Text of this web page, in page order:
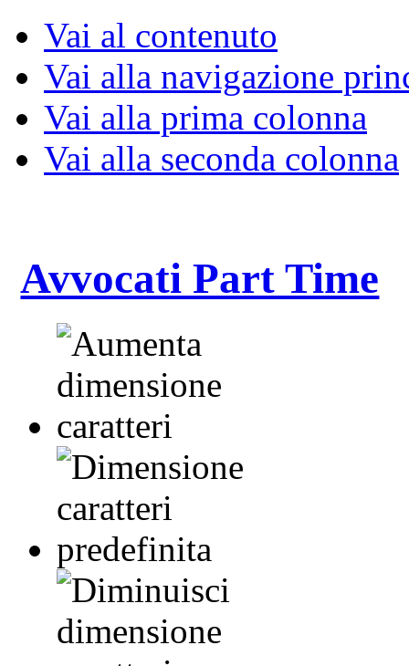
Vai al contenuto
Vai alla navigazione
Vai alla prima colonna
Vai alla seconda colonna
Avvocati Part Time